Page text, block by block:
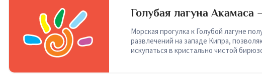
Голубая лагуна Акамаса
по Кипру
Морская прогулка к Голубой лагуне
развлечений на западе Кипра,
искупаться в кристально чистой